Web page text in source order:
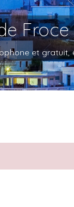
et gratuit,